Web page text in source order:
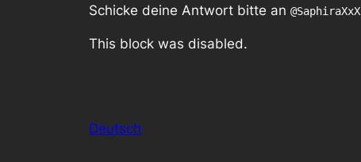
Schicke deine Antwort bitte an @SaphiraXxX
This block was disabled.
Deutsch